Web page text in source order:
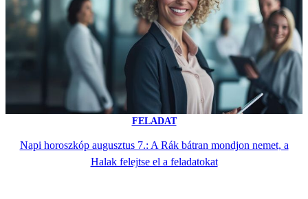
FELADAT
Napi horoszkóp augusztus 7.: A Rák bátran mondjon nemet, a
Halak felejtse el a feladatokat